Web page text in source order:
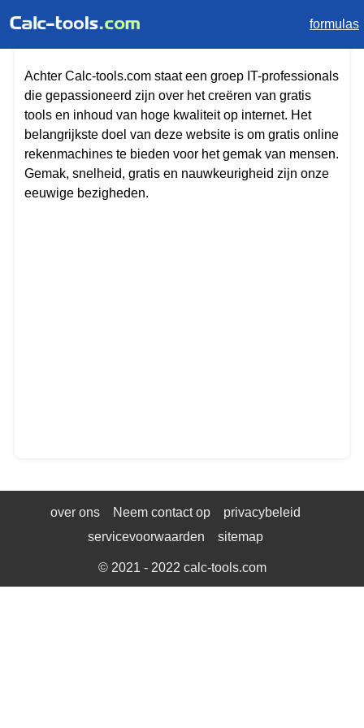
formulas
Achter Calc-tools.com staat een groep IT-professionals
die gepassioneerd zijn over het creëren van gratis
tools en inhoud van hoge kwaliteit op internet. Het
belangrijkste doel van deze website is om gratis online
rekenmachines te bieden voor het gemak van mensen.
Gemak, snelheid, gratis en nauwkeurigheid zijn onze
eeuwige bezigheden.
over ons Neem contact op
privacybeleid
servicevoorwaarden
sitemap
© 2021 - 2022 calc-tools.com